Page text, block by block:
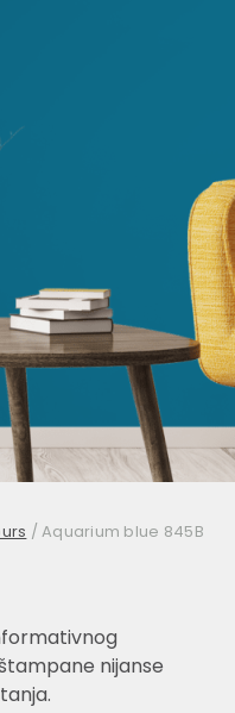
/Aquarium blue 845B
nijanse